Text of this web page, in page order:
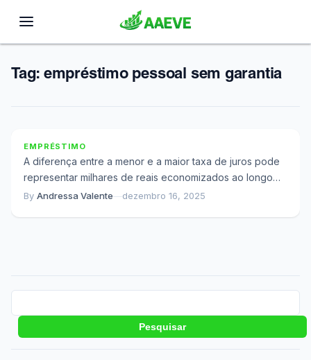
Tag: empréstimo pessoal sem garantia
EMPRÉSTIMO
A diferença entre a menor e a maior taxa de juros pode
representar milhares de reais economizados ao longo
do empréstimo. Parece...
By Andressa Valente—dezembro 16, 2025
Pesquisar